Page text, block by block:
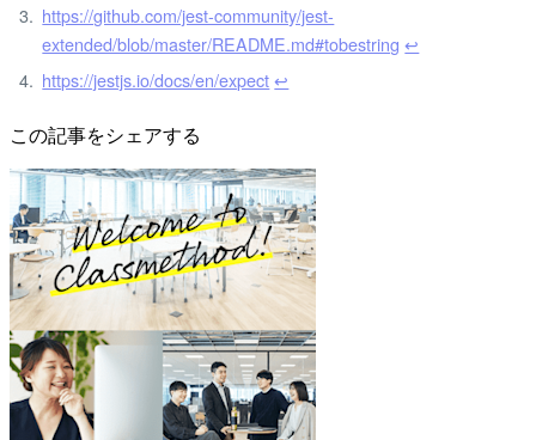
https://github.com/jest-community/jest-
extended/blob/master/README.md#tobestring ↩
https://jestjs.io/docs/en/expect ↩
この記事をシェアする